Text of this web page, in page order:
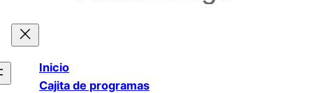
Inicio
Cajita de programas